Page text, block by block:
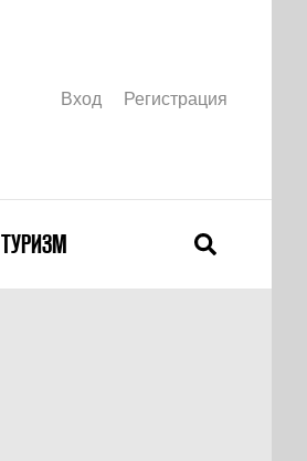
Вход Регистрация
ТУРИЗМ